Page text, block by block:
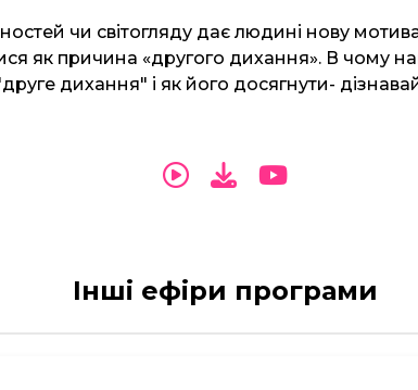
чи світогляду дає людині нову
як причина «другого дихання». В чому
дихання" і як його досягнути-
Інші ефіри програми